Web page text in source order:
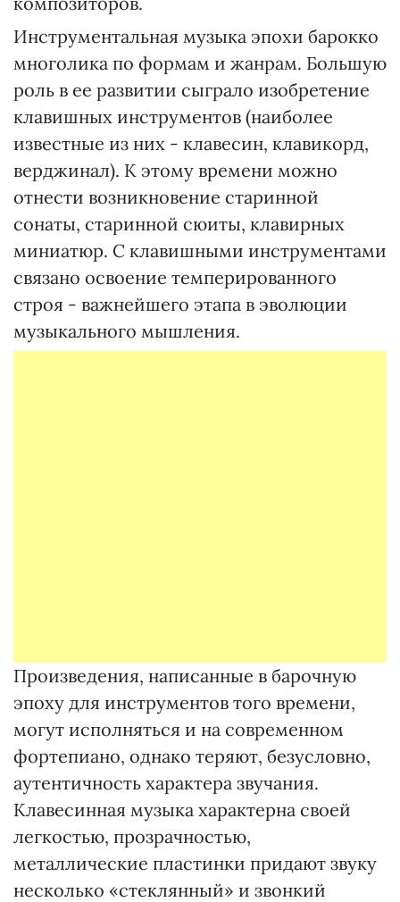
Инструментальная музыка эпохи барокко
многолика по формам и жанрам. Большую
роль в ее развитии сыграло изобретение
клавишных инструментов (наиболее
известные из них - клавесин, клавикорд,
верджинал). К этому времени можно
отнести возникновение старинной
сонаты, старинной сюиты, клавирных
миниатюр. С клавишными инструментами
связано освоение темперированного
строя - важнейшего этапа в эволюции
музыкального мышления.
Произведения, написанные в барочную
эпоху для инструментов того времени,
могут исполняться и на современном
фортепиано, однако теряют, безусловно,
аутентичность характера звучания.
Клавесинная музыка характерна своей
легкостью, прозрачностью,
металлические пластинки придают звуку
несколько «стеклянный» и звонкий